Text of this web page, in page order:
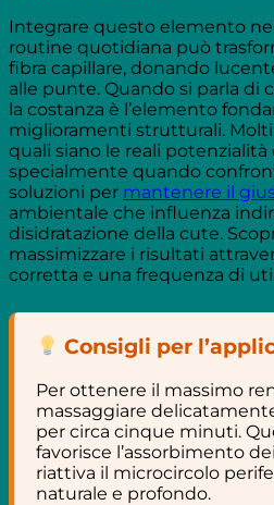
Integrare questo elemento
routine quotidiana può
fibra capillare, donando
alle punte. Quando si parla di
la costanza è l’elemento
miglioramenti strutturali.
quali siano le reali
specialmente quando
soluzioni per mantenere il
ambientale che influenza
disidratazione della cute.
massimizzare i risultati
corretta e una frequenza di
Consigli per
Per ottenere il massimo
massaggiare
per circa cinque minuti.
favorisce l’assorbimento
riattiva il microcircolo
naturale e profondo.